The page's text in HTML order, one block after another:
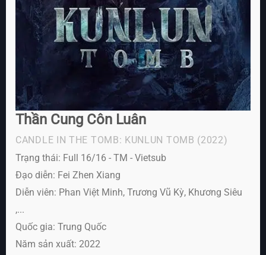
Thần Cung Côn Luân
CANDLE IN THE TOMB: KUNLUN TOMB (2022)
Trạng thái: Full 16/16 - TM - Vietsub
Đạo diễn: Fei Zhen Xiang
Diễn viên: Phan Việt Minh, Trương Vũ Kỳ, Khương Siêu
,...
Quốc gia: Trung Quốc
Năm sản xuất: 2022